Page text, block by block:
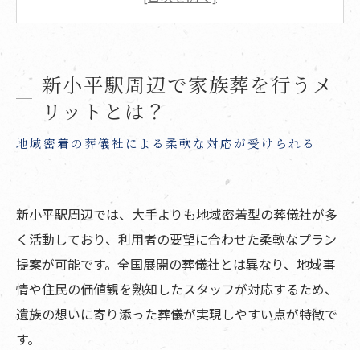
での価格実例と比較表
新小平周辺の家族葬プラン
家族葬の参列マナーと香典マニュアル！服装・
香典金額・渡し方まで
服装・持ち物や家族葬にふさわしい参列者のマ
ナー
家族葬で「参列お断り」や「親戚を呼ばない」
と伝える際の配慮と文例
呼ばれなかった人への配慮とフォロー方法
お葬式のあとにやるべき手続き・香典返し・法
新小平駅周辺で家族葬を行うメ
リットとは？
地域密着の葬儀社による柔軟な対応が受けられる
新小平駅周辺では、大手よりも地域密着型の葬儀社が多
く活動しており、利用者の要望に合わせた柔軟なプラン
提案が可能です。全国展開の葬儀社とは異なり、地域事
情や住民の価値観を熟知したスタッフが対応するため、
遺族の想いに寄り添った葬儀が実現しやすい点が特徴で
す。